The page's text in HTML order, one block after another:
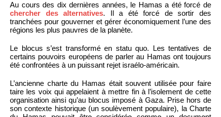
Au cours des dix dernières années, le Hamas a été forcé de
chercher des alternatives. Il a été forcé de sortir des
tranchées pour gouverner et gérer économiquement l’une des
régions les plus pauvres de la planète.
Le blocus s’est transformé en statu quo. Les tentatives de
certains pouvoirs européens de parler au Hamas ont toujours
été confrontées à un puissant rejet israélo-américain.
L’ancienne charte du Hamas était souvent utilisée pour faire
taire les voix qui appelaient à mettre fin à l’isolement de cette
organisation ainsi qu’au blocus imposé à Gaza. Prise hors de
son contexte historique (un soulèvement populaire), la Charte